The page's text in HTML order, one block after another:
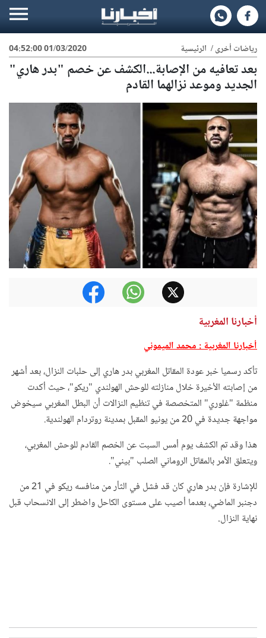
01/03/2020 04:52:00 رياضات أخرى/ الرئيسية
بعد تعافيه من الإصابة...الكشف عن خصم "بدر هاري"
الجديد وموعد نزالهما القادم
أخبارنا المغربية
أخبارنا المغربية : محمد الميموني
تأكد رسميا خبر عودة المقاتل المغربي بدر هاري إلى حلبات النزال، بعد أشهر
من إصابته الأخيرة خلال منازلته للوحش الهولندي "ريكو"، حيث أكدت
منظمة "غلوري" المتخصصة في تنظيم النزالات أن البطل المغربي سيخوض
مواجهة جديدة في 20 من يونيو المقبل بمدينة روتردام الهولندية.
هذا وقد تم الكشف يوم أمس السبت عن الخصم القادم للوحش المغربي،
ويتعلق الأمر بالمقاتل الروماني الصلب "بيني".
للإشارة فإن بدر هاري كان قد فشل في الثأر من منافسه ريكو في 21 من
دجنبر الماضي، بعدما أصيب على مستوى الكاحل واضطر إلى الانسحاب قبل
نهاية النزال.